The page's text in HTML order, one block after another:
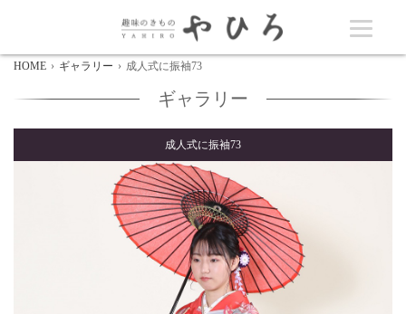
HOME ギャラリー 成人式に振袖73
ギャラリー
成人式に振袖73